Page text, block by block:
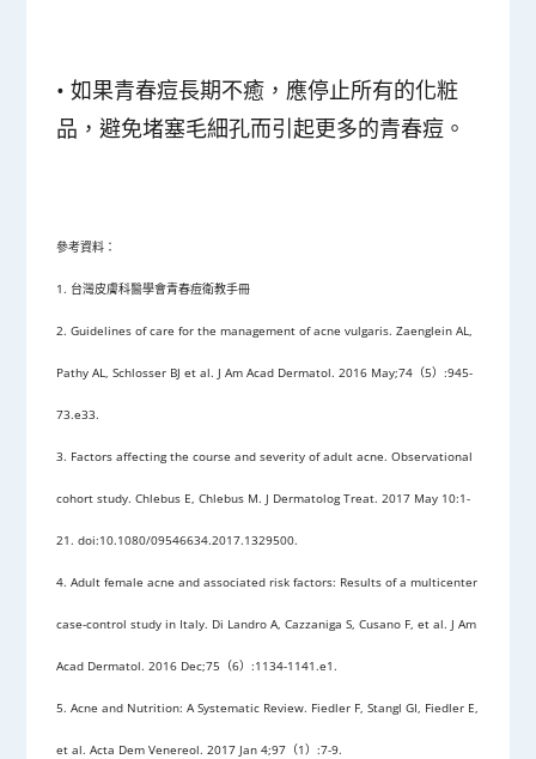
• 如果青春痘長期不癒，應停止所有的化粧
品，避免堵塞毛細孔而引起更多的青春痘 。
參考資料：
1. 台灣皮膚科醫學會青春痘衛教手冊
2. Guidelines of care for the management of acne vulgaris. Zaenglein AL,
Pathy AL, Schlosser BJ et al. J Am Acad Dermatol. 2016 May;74（5）:945-
73.e33.
3. Factors affecting the course and severity of adult acne. Observational
cohort study. Chlebus E, Chlebus M. J Dermatolog Treat. 2017 May 10:1-
21. doi:10.1080/09546634.2017.1329500.
4. Adult female acne and associated risk factors: Results of a multicenter
case-control study in Italy. Di Landro A, Cazzaniga S, Cusano F, et al. J Am
Acad Dermatol. 2016 Dec;75（6）:1134-1141.e1.
5. Acne and Nutrition: A Systematic Review. Fiedler F, Stangl GI, Fiedler E,
et al. Acta Dem Venereol. 2017 Jan 4;97（1）:7-9.